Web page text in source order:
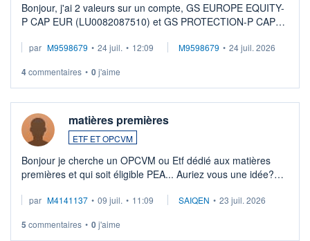
Bonjour, j'ai 2 valeurs sur un compte, GS EUROPE EQUITY-
P CAP EUR (LU0082087510) et GS PROTECTION-P CAP
veux procéder à la vente, on me signale ...
par M9598679 • 24 juil. • 12:09 M9598679 • 24 juil. 2026
4commentaires • 0j'aime
matières premières
ETF ET OPCVM
Bonjour je cherche un OPCVM ou Etf dédié aux matières
premières et qui soit éligible PEA... Auriez vous une idée?
par M4141137 • 09 juil. • 11:09 SAIQEN • 23 juil. 2026
5 commentaires • 0j'aime